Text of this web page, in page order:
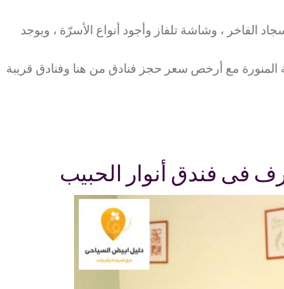
الفاخر ، وشاشة تلفاز وأجود أنواع الأسرّة ، ويوجد
المنورة مع أرخص سعر حجز فنادق من هنا وفنادق قريبة
فى فندق أنوار الحبيب